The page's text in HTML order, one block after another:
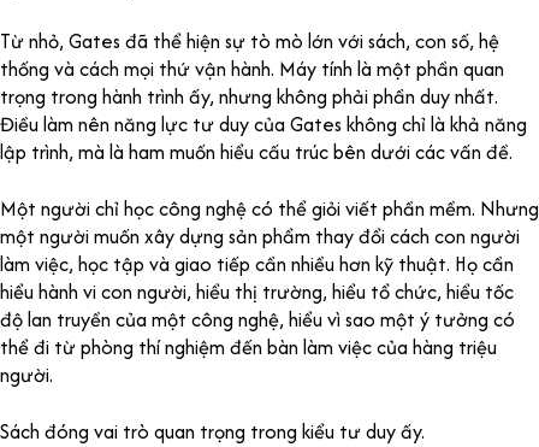
Từ nhỏ, Gates đã thể hiện sự tò mò lớn với sách, con số, hệ
thống và cách mọi thứ vận hành. Máy tính là một phần quan
trọng trong hành trình ấy, nhưng không phải phần duy nhất.
Điều làm nên năng lực tư duy của Gates không chỉ là khả năng
lập trình, mà là ham muốn hiểu cấu trúc bên dưới các vấn đề.
Một người chỉ học công nghệ có thể giỏi viết phần mềm. Nhưng
một người muốn xây dựng sản phẩm thay đổi cách con người
làm việc, học tập và giao tiếp cần nhiều hơn kỹ thuật. Họ cần
hiểu hành vi con người, hiểu thị trường, hiểu tổ chức, hiểu tốc
độ lan truyền của một công nghệ, hiểu vì sao một ý tưởng có
thể đi từ phòng thí nghiệm đến bàn làm việc của hàng triệu
người.
Sách đóng vai trò quan trọng trong kiểu tư duy ấy.